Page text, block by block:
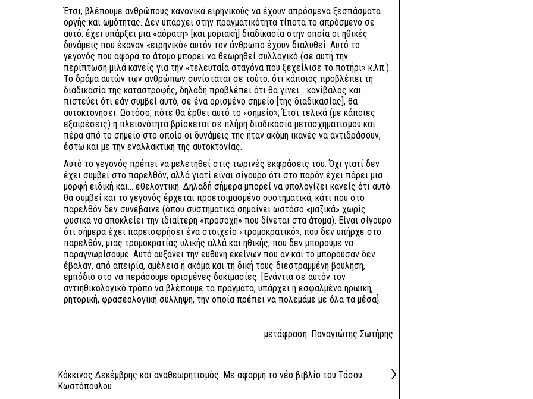
Έτσι, βλέπουμε ανθρώπους κανονικά ειρηνικούς να έχουν απρόσμενα ξεσπάσματα
οργής και ωμότητας. Δεν υπάρχει στην πραγματικότητα τίποτα το απρόσμενο σε
αυτό: έχει υπάρξει μια «αόρατη» [και μοριακή] διαδικασία στην οποία οι ηθικές
δυνάμεις που έκαναν «ειρηνικό» αυτόν τον άνθρωπο έχουν διαλυθεί. Αυτό το
γεγονός που αφορά το άτομο μπορεί να θεωρηθεί συλλογικό (σε αυτή την
περίπτωση μιλά κανείς για την «τελευταία σταγόνα που ξεχείλισε το ποτήρι» κ.λπ.).
Το δράμα αυτών των ανθρώπων συνίσταται σε τούτο: ότι κάποιος προβλέπει τη
διαδικασία της καταστροφής, δηλαδή προβλέπει ότι θα γίνει... κανίβαλος και
πιστεύει ότι εάν συμβεί αυτό, σε ένα ορισμένο σημείο [της διαδικασίας], θα
αυτοκτονήσει. Ωστόσο, πότε θα έρθει αυτό το «σημείο»; Έτσι τελικά (με κάποιες
εξαιρέσεις) η πλειονότητα βρίσκεται σε πλήρη διαδικασία μετασχηματισμού και
πέρα από το σημείο στο οποίο οι δυνάμεις της ήταν ακόμη ικανές να αντιδράσουν,
έστω και με την εναλλακτική της αυτοκτονίας.
Αυτό το γεγονός πρέπει να μελετηθεί στις τωρινές εκφράσεις του. Όχι γιατί δεν
έχει συμβεί στο παρελθόν, αλλά γιατί είναι σίγουρο ότι στο παρόν έχει πάρει μια
μορφή ειδική και... εθελοντική. Δηλαδή σήμερα μπορεί να υπολογίζει κανείς ότι αυτό
θα συμβεί και το γεγονός έρχεται προετοιμασμένο συστηματικά, κάτι που στο
παρελθόν δεν συνέβαινε (όπου συστηματικά σημαίνει ωστόσο «μαζικά» χωρίς
φυσικά να αποκλείει την ιδιαίτερη «προσοχή» που δίνεται στα άτομα). Είναι σίγουρο
ότι σήμερα έχει παρεισφρήσει ένα στοιχείο «τρομοκρατικό», που δεν υπήρχε στο
παρελθόν, μιας τρομοκρατίας υλικής αλλά και ηθικής, που δεν μπορούμε να
παραγνωρίσουμε. Αυτό αυξάνει την ευθύνη εκείνων που αν και το μπορούσαν δεν
έβαλαν, από απειρία, αμέλεια ή ακόμα και τη δική τους διεστραμμένη βούληση,
εμπόδιο στο να περάσουμε ορισμένες δοκιμασίες. [Ενάντια σε αυτόν τον
αντιηθικολογικό τρόπο να βλέπουμε τα πράγματα, υπάρχει η εσφαλμένα ηρωική,
ρητορική, φρασεολογική σύλληψη, την οποία πρέπει να πολεμάμε με όλα τα μέσα].
μετάφραση: Παναγιώτης Σωτήρης
Κόκκινος Δεκέμβρης και αναθεωρητισμός: Με αφορμή το νέο βιβλίο του Τάσου
Κωστόπουλου